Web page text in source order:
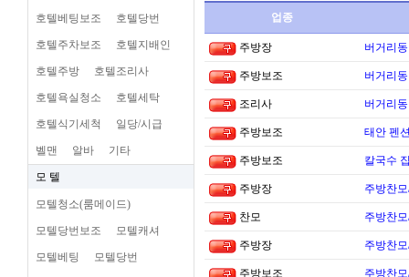
호텔베팅보조 호텔당번
호텔주차보조 호텔지배인
호텔주방 호텔조리사
호텔욕실청소 호텔세탁
호텔식기세척 일당/시급
벨맨 알바 기타
모 텔
모텔청소(룸메이드)
모텔당번보조 모텔캐셔
모텔베팅 모텔당번
업종
주방장 버거리
주방보조 버거리
조리사 버거리
주방보조 태안 펜
주방보조 칼국수
주방장 주방찬
찬모 주방찬
주방장 주방찬
주방보조 주방찬